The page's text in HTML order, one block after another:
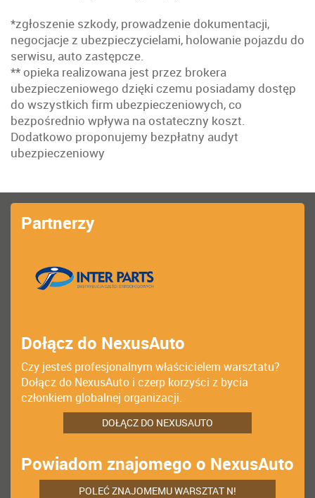
*zgłoszenie szkody, prowadzenie dokumentacji,
negocjacje z ubezpieczycielami, holowanie pojazdu do
serwisu, auto zastępcze.
** opieka realizowana jest przez brokera
ubezpieczeniowego dzięki czemu posiadamy dostęp
do wszystkich firm ubezpieczeniowych, co
bezpośrednio wpływa na ostateczny koszt.
Dodatkowo proponujemy bezpłatny audyt
ubezpieczeniowy
Partnerzy
Dołącz do NexusAuto
Czy jesteś profesjonalnym właścicielem warsztatu?
Dołącz do NexusAuto i czerp korzyści z bycia
członkiem globalnej organizacji.
DOŁĄCZ DO NEXUSAUTO
Powiadom znajomego o NexusAuto
POLEĆ ZNAJOMEMU WARSZTAT N!